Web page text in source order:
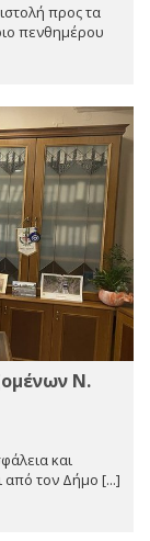
προς τα
πενθημέρου
Ν.
και
από τον Δήμο [...]